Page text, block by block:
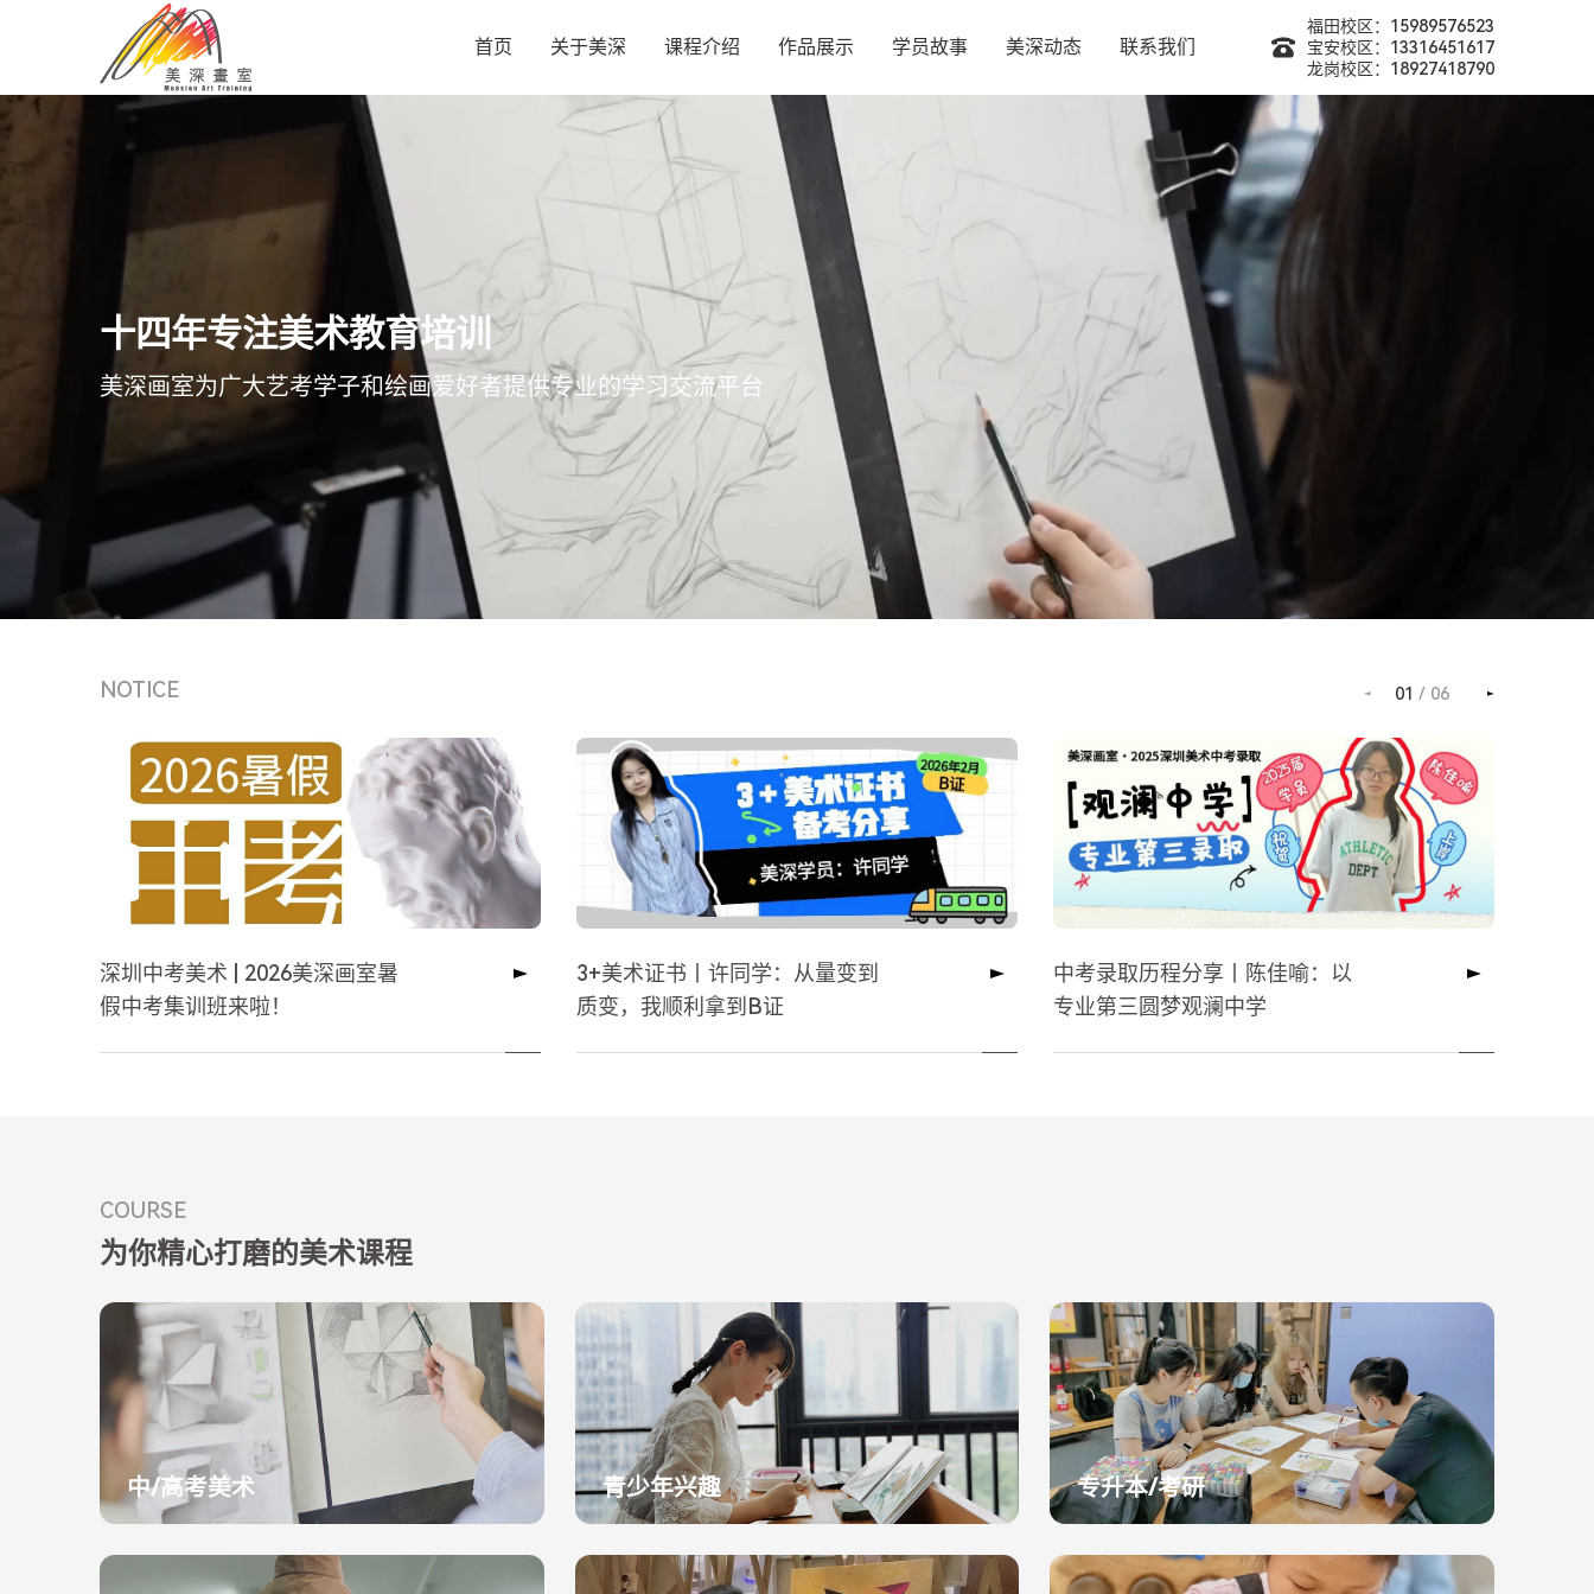
首页 关于美深 课程介绍 作品展示 学员故事 美深动态 联系我们
福田校区：15989576523
宝安校区：13316451617
龙岗校区：18927418790
十四年专注美术教育培训
美深画室为广大艺考学子和绘画爱好者提供专业的学习交流平台
NOTICE 01 / 06
深圳中考美术 | 2026美深画室暑
假中考集训班来啦！
3+美术证书丨许同学：从量变到
质变，我顺利拿到B证
中考录取历程分享丨陈佳喻：以
专业第三圆梦观澜中学
COURSE
为你精心打磨的美术课程
中/高考美术 青少年兴趣 专升本/考研